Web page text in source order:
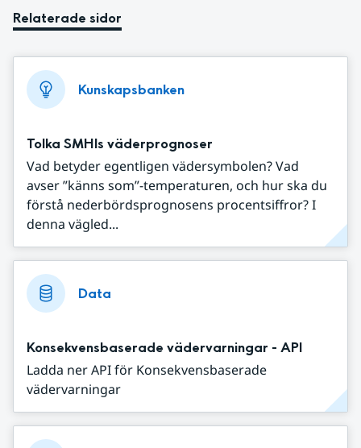
Relaterade sidor
Kunskapsbanken
Tolka SMHIs väderprognoser
Vad betyder egentligen vädersymbolen? Vad
avser ”känns som”-temperaturen, och hur ska du
förstå nederbördsprognosens procentsiffror? I
denna vägled...
Data
Konsekvensbaserade vädervarningar - API
Ladda ner API för Konsekvensbaserade
vädervarningar